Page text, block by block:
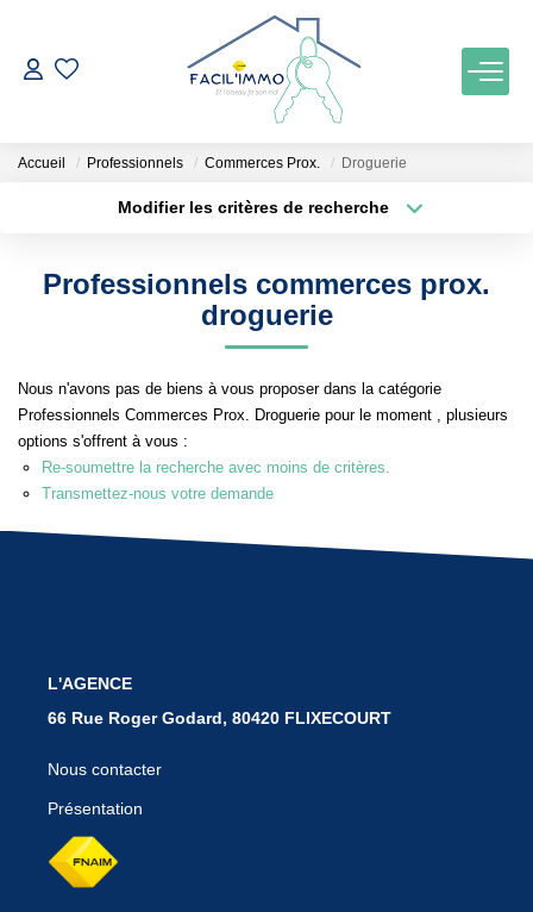
ACCUEIL
NOTRE AGENCE
Qui Sommes Nous
Notre Équipe
Nos Services
Accueil Professionnels Commerces Prox. Droguerie
Modifier les critères de recherche
Budget max
Professionnels commerces prox.
droguerie
Nous n'avons pas de biens à vous proposer dans la catégorie
Professionnels Commerces Prox. Droguerie pour le moment , plusieurs
options s'offrent à vous :
Re-soumettre la recherche avec moins de critères.
Transmettez-nous votre demande
L'AGENCE
66 Rue Roger Godard, 80420 FLIXECOURT
Nous contacter
Présentation